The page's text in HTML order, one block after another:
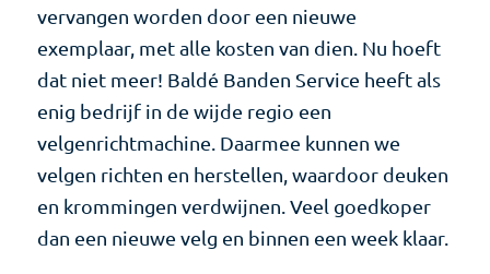
vervangen worden door een nieuwe
exemplaar, met alle kosten van dien. Nu hoeft
dat niet meer! Baldé Banden Service heeft als
enig bedrijf in de wijde regio een
velgenrichtmachine. Daarmee kunnen we
velgen richten en herstellen, waardoor deuken
en krommingen verdwijnen. Veel goedkoper
dan een nieuwe velg en binnen een week klaar.